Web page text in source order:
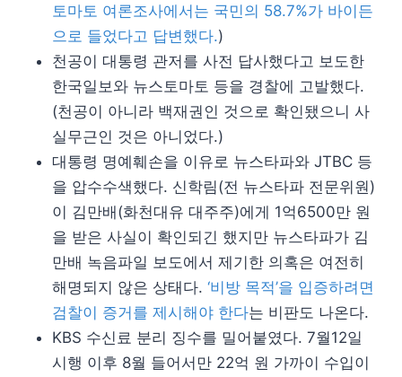
토마토 여론조사에서는 국민의 58.7%가 바이든
으로 들었다고 답변했다.)
천공이 대통령 관저를 사전 답사했다고 보도한
한국일보와 뉴스토마토 등을 경찰에 고발했다.
(천공이 아니라 백재권인 것으로 확인됐으니 사
실무근인 것은 아니었다.)
대통령 명예훼손을 이유로 뉴스타파와 JTBC 등
을 압수수색했다. 신학림(전 뉴스타파 전문위원)
이 김만배(화천대유 대주주)에게 1억6500만 원
을 받은 사실이 확인되긴 했지만 뉴스타파가 김
만배 녹음파일 보도에서 제기한 의혹은 여전히
해명되지 않은 상태다. ‘비방 목적’을 입증하려면
검찰이 증거를 제시해야 한다는 비판도 나온다.
KBS 수신료 분리 징수를 밀어붙였다. 7월12일
시행 이후 8월 들어서만 22억 원 가까이 수입이